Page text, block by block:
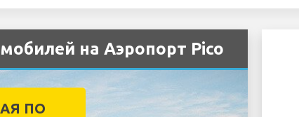
на Аэропорт Pico
ПО